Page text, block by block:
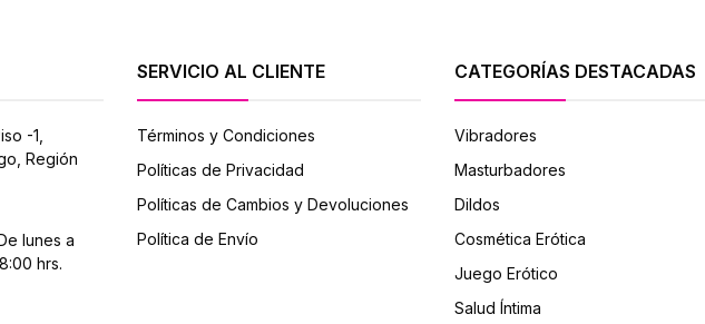
-1,
Región
lunes a
hrs.
SERVICIO AL CLIENTE
Términos y Condiciones
Políticas de Privacidad
Políticas de Cambios y Devoluciones
Política de Envío
CATEGORÍAS DESTACADAS
Vibradores
Masturbadores
Dildos
Cosmética Erótica
Juego Erótico
Salud Íntima